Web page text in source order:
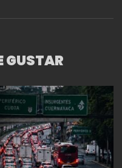
GUSTAR